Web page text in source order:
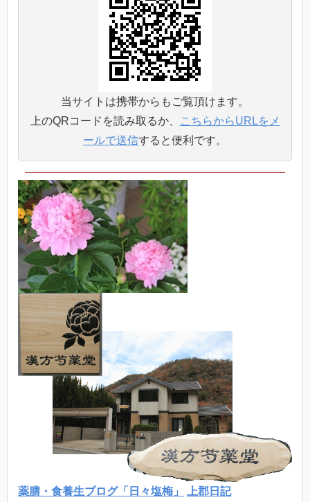
当サイトは携帯からもご覧頂けます。
上のQRコードを読み取るか、
こちらからURLをメ
ールで送信すると便利です。
薬膳・食養生ブログ「日々塩梅」 上郡日記